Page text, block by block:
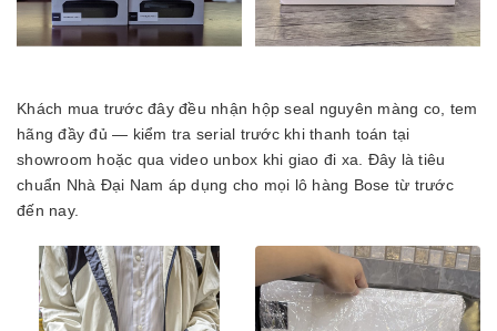
Khách mua trước đây đều nhận hộp seal nguyên màng co, tem
hãng đầy đủ — kiểm tra serial trước khi thanh toán tại
showroom hoặc qua video unbox khi giao đi xa. Đây là tiêu
chuẩn Nhà Đại Nam áp dụng cho mọi lô hàng Bose từ trước
đến nay.